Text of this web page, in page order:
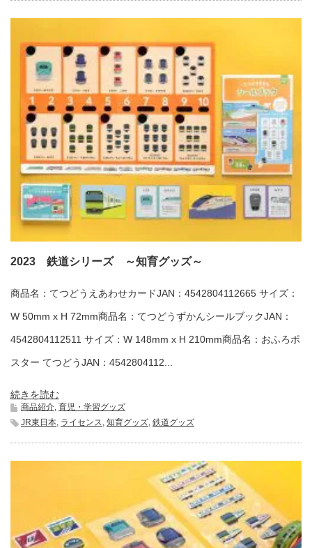
2023 鉄道シリーズ ～知育グッズ～
商品名：てつどうえあわせカードJAN：4542804112665 サイズ：
W 50mm x H 72mm商品名：てつどうずかんシールブックJAN：
4542804112511 サイズ：W 148mm x H 210mm商品名：おふろポ
スター てつどうJAN：4542804112...
続きを読む
商品紹介, 育児・学習グッズ
JR東日本, ライセンス, 知育グッズ, 鉄道グッズ